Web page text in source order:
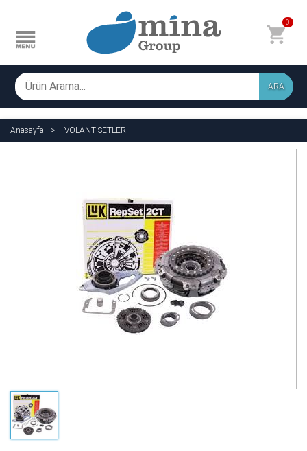
0
ARA
Anasayfa VOLANT SETLERİ